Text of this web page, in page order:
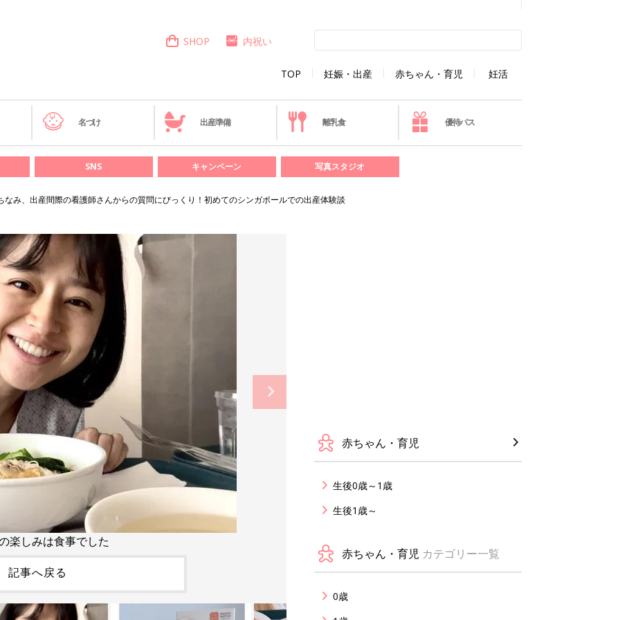
TOP 妊娠・出産 赤ちゃん・育児 妊活
SHOP 内祝い
名づけ 出産準備 離乳食 優待パス
SNS キャンペーン 写真スタジオ
なみ、出産間際の看護師さんからの質問にびっくり！初めてのシンガポールでの出産体験談
楽しみは食事でした
記事へ戻る
赤ちゃん・育児
生後0歳～1歳
生後1歳～
赤ちゃん・育児 カテゴリー一覧
0歳